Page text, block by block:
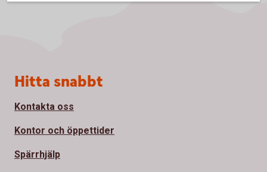
Sidfot
Hitta snabbt
Kontakta oss
Kontor och öppettider
Spärrhjälp